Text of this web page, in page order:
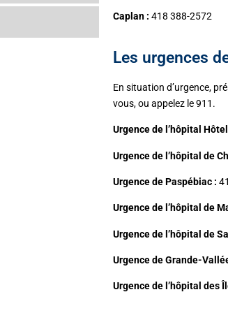
Caplan : 418 388-2572
Les urgences
En situation d’urgence,
vous, ou appelez le 911.
Urgence de l’hôpital
Urgence de l’hôpital de
Urgence de Paspébiac :
Urgence de l’hôpital de
Urgence de l’hôpital de
Urgence de Grande-
Urgence de l’hôpital des